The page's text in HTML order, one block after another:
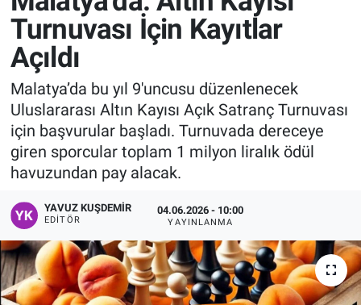
Turnuvası İçin Kayıtlar
Açıldı
Malatya’da bu yıl 9'uncusu düzenlenecek
Uluslararası Altın Kayısı Açık Satranç Turnuvası
için başvurular başladı. Turnuvada dereceye
giren sporcular toplam 1 milyon liralık ödül
havuzundan pay alacak.
YAVUZ KUŞDEMIR
EDITÖR
04.06.2026 - 10:00
YAYINLANMA
Manşet
Resmi İlanlar
Sağlık
Son Dakika